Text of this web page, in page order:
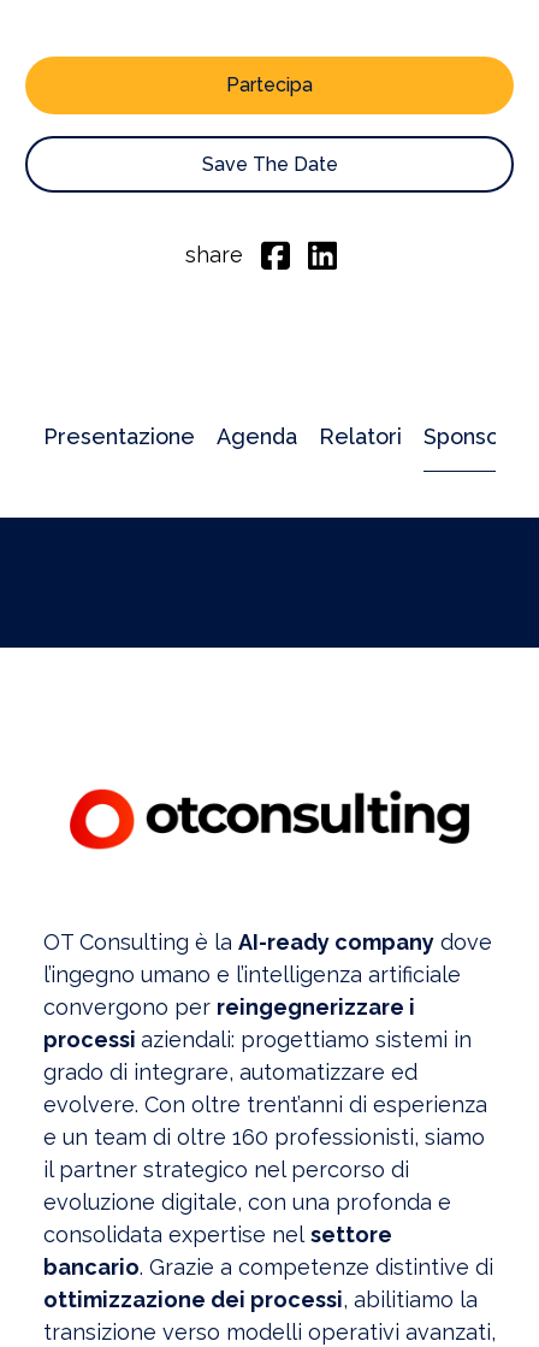
Partecipa
Save The Date
share
Presentazione Agenda Relatori Sponsor
OT Consulting è la AI-ready company dove
l’ingegno umano e l’intelligenza artificiale
convergono per reingegnerizzare i
processi aziendali: progettiamo sistemi in
grado di integrare, automatizzare ed
evolvere. Con oltre trent’anni di esperienza
e un team di oltre 160 professionisti, siamo
il partner strategico nel percorso di
evoluzione digitale, con una profonda e
consolidata expertise nelsettore
bancario. Grazie a competenze distintive di
ottimizzazione dei processi, abilitiamo la
transizione verso modelli operativi avanzati,